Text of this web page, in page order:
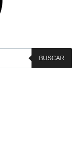
BUSCAR